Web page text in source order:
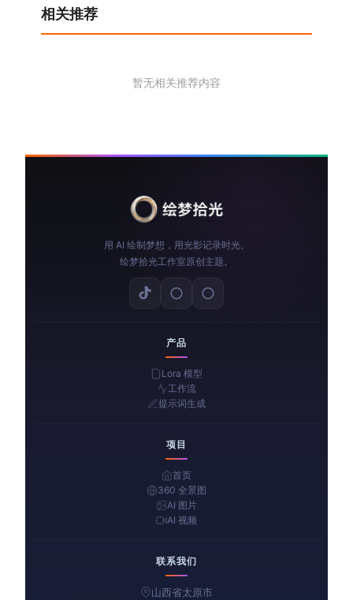
相关推荐
暂无相关推荐内容
用 AI 绘制梦想，用光影记录时光。
绘梦拾光工作室原创主题。
产品
Lora 模型
工作流
提示词生成
项目
首页
360 全景图
AI 图片
AI 视频
联系我们
山西省太原市